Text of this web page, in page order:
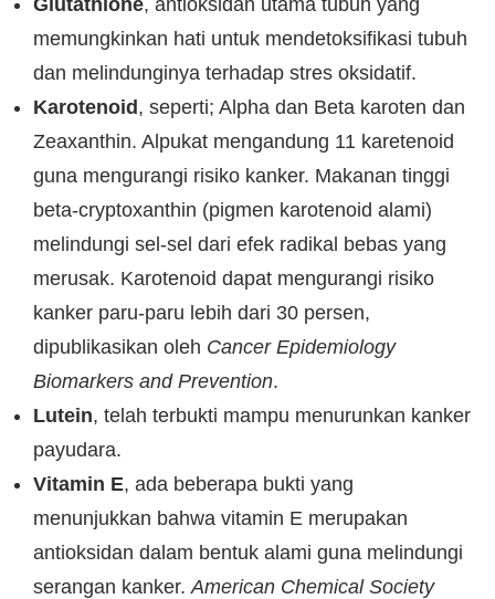
Glutathione, antioksidan utama tubuh yang
memungkinkan hati untuk mendetoksifikasi tubuh
dan melindunginya terhadap stres oksidatif.
Karotenoid , seperti; Alpha dan Beta karoten dan
Zeaxanthin. Alpukat mengandung 11 karetenoid
guna mengurangi risiko kanker. Makanan tinggi
beta-cryptoxanthin (pigmen karotenoid alami)
melindungi sel-sel dari efek radikal bebas yang
merusak. Karotenoid dapat mengurangi risiko
kanker paru-paru lebih dari 30 persen,
dipublikasikan oleh Cancer Epidemiology
Biomarkers and Prevention.
Lutein, telah terbukti mampu menurunkan kanker
payudara.
Vitamin E, ada beberapa bukti yang
menunjukkan bahwa vitamin E merupakan
antioksidan dalam bentuk alami guna melindungi
serangan kanker.American Chemical Society